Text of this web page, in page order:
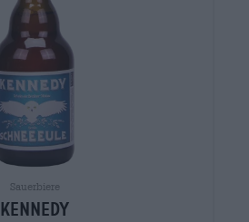
Sauerbiere
kennedy